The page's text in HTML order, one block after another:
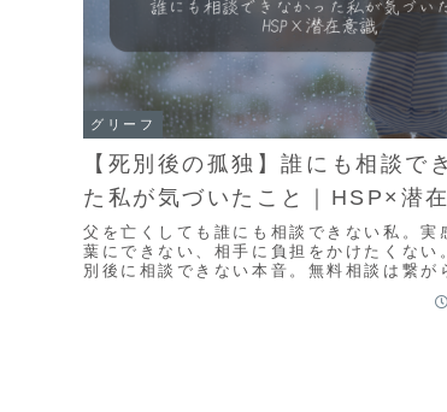
グリーフ
【死別後の孤独】誰にも相談で
た私が気づいたこと｜HSP×潜
父を亡くしても誰にも相談できない私。実
葉にできない、相手に負担をかけたくない
別後に相談できない本音。無料相談は繋が
孤独と、それでも前に進もうとする葛藤。